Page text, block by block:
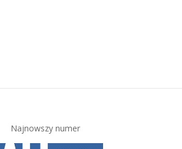
Najnowszy numer